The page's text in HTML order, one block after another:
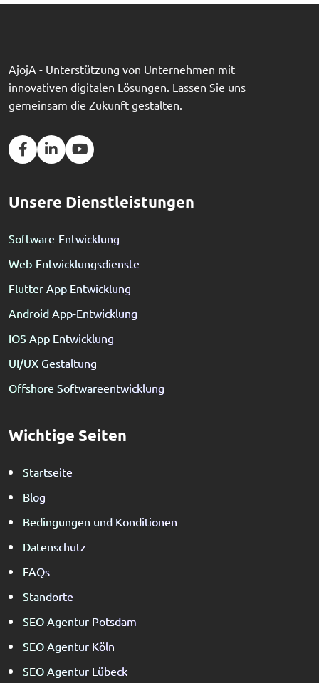
AjojA - Unterstützung von Unternehmen mit
innovativen digitalen Lösungen. Lassen Sie uns
gemeinsam die Zukunft gestalten.
Unsere Dienstleistungen
Software-Entwicklung
Web-Entwicklungsdienste
Flutter App Entwicklung
Android App-Entwicklung
IOS App Entwicklung
UI/UX Gestaltung
Offshore Softwareentwicklung
Wichtige Seiten
Startseite
Blog
Bedingungen und Konditionen
Datenschutz
FAQs
Standorte
SEO Agentur Potsdam
SEO Agentur Köln
SEO Agentur Lübeck